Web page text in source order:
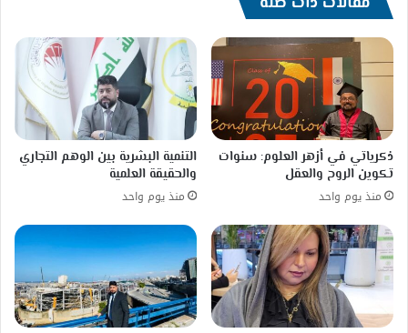
ذكرياتي في أزهر العلوم: سنوات
تكوين الروح والعقل
منذ يوم واحد
التنمية البشرية بين الوهم التجاري
والحقيقة العلمية
منذ يوم واحد